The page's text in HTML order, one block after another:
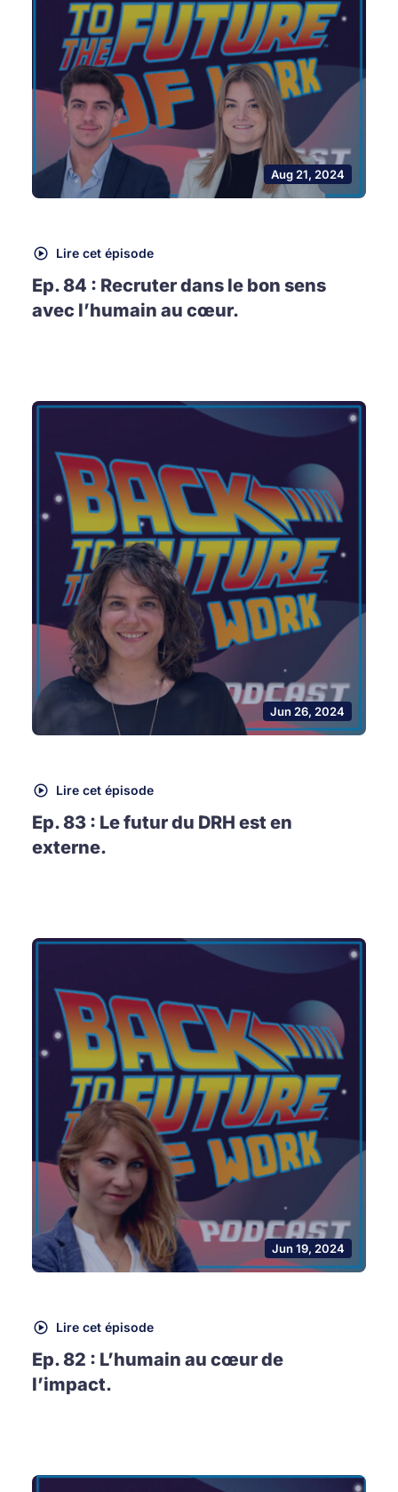
Aug 21, 2024
Lire cet épisode
Ep. 84 : Recruter dans le bon sens
avec l’humain au cœur.
Jun 26, 2024
Lire cet épisode
Ep. 83 : Le futur du DRH est en
externe.
Jun 19, 2024
Lire cet épisode
Ep. 82 : L’humain au cœur de
l’impact.